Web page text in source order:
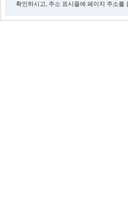
확인하시고, 주소 표시줄에 페이지 주소